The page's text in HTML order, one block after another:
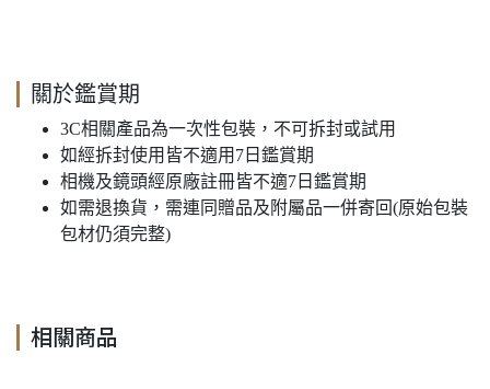
關於鑑賞期
3C相關產品為一次性包裝，不可拆封或試用
如經拆封使用皆不適用7日鑑賞期
相機及鏡頭經原廠註冊皆不適7日鑑賞期
如需退換貨，需連同贈品及附屬品一併寄回(原始包裝
包材仍須完整)
相關商品